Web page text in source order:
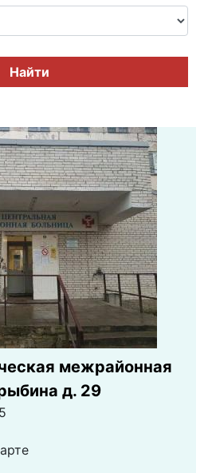
Найти
межрайонная
д. 29